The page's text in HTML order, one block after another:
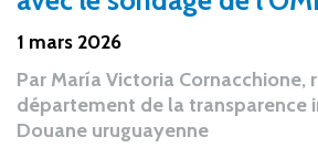
1 mars 2026
Par María Victoria Cornacchione,
département de la transparence
Douane uruguayenne